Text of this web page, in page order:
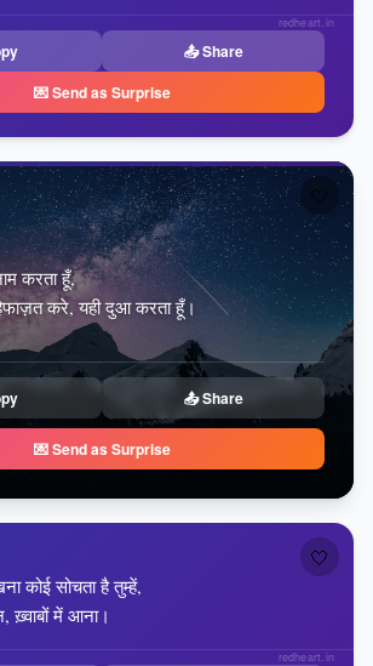
📤 Share
💌 Send as Surprise
redheart.in
🤍
करता हूँ,
हिफाज़त करे, यही दुआ करता हूँ।
📤 Share
💌 Send as Surprise
🤍
कोई सोचता है तुम्हें,
ख़्वाबों में आना।
redheart.in